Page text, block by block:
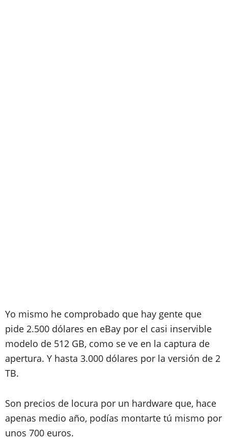
Yo mismo he comprobado que hay gente que
pide 2.500 dólares en eBay por el casi inservible
modelo de 512 GB, como se ve en la captura de
apertura. Y hasta 3.000 dólares por la versión de 2
TB.
Son precios de locura por un hardware que, hace
apenas medio año, podías montarte tú mismo por
unos 700 euros.